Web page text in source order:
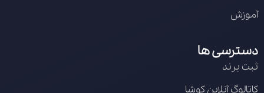
آموزش
دسترسی ها
ثبت برند
کاتالوگ آنلاین کوشا